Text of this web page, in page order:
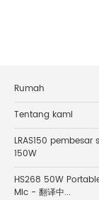
Rumah
Tentang kami
LRAS150
150W
HS268 50W
Mic - 翻译中...